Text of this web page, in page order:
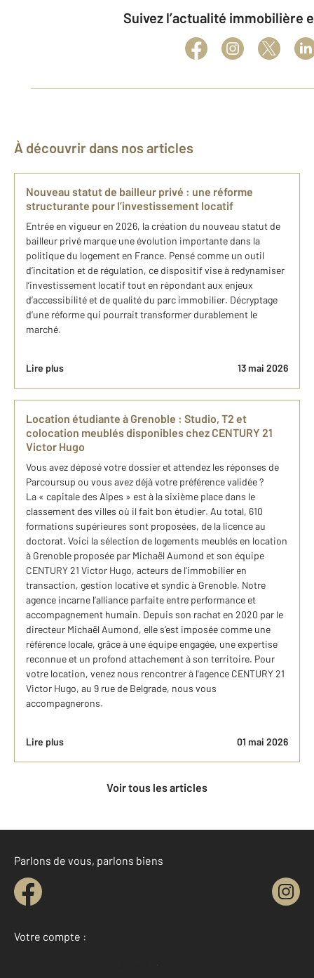
Suivez l’actualité immobilière
À découvrir dans nos articles
Nouveau statut de bailleur privé : une réforme
structurante pour l’investissement locatif
Entrée en vigueur en 2026, la création du nouveau statut de
bailleur privé marque une évolution importante dans la
politique du logement en France. Pensé comme un outil
d’incitation et de régulation, ce dispositif vise à redynamiser
l’investissement locatif tout en répondant aux enjeux
d’accessibilité et de qualité du parc immobilier. Décryptage
d’une réforme qui pourrait transformer durablement le
marché.
Lire plus 13 mai 2026
Location étudiante à Grenoble : Studio, T2 et
colocation meublés disponibles chez CENTURY 21
Victor Hugo
Vous avez déposé votre dossier et attendez les réponses de
Parcoursup ou vous avez déjà votre préférence validée ?
La « capitale des Alpes » est à la sixième place dans le
classement des villes où il fait bon étudier. Au total, 610
formations supérieures sont proposées, de la licence au
doctorat. Voici la sélection de logements meublés en location
à Grenoble proposée par Michaël Aumond et son équipe
CENTURY 21 Victor Hugo, acteurs de l'immobilier en
transaction, gestion locative et syndic à Grenoble. Notre
agence incarne l’alliance parfaite entre performance et
accompagnement humain. Depuis son rachat en 2020 par le
directeur Michaël Aumond, elle s’est imposée comme une
référence locale, grâce à une équipe engagée, une expertise
reconnue et un profond attachement à son territoire. Pour
votre location, venez nous rencontrer à l'agence CENTURY 21
Victor Hugo, au 9 rue de Belgrade, nous vous
accompagnerons.
Lire plus 01 mai 2026
Voir tous les articles
Parlons de vous, parlons biens
Votre compte :
Accéder à mon compte